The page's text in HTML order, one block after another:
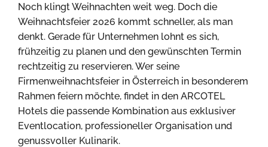
Noch klingt Weihnachten weit weg. Doch die
Weihnachtsfeier 2026 kommt schneller, als man
denkt. Gerade für Unternehmen lohnt es sich,
frühzeitig zu planen und den gewünschten Termin
rechtzeitig zu reservieren. Wer seine
Firmenweihnachtsfeier in Österreich in besonderem
Rahmen feiern möchte, findet in den ARCOTEL
Hotels die passende Kombination aus exklusiver
Eventlocation, professioneller Organisation und
genussvoller Kulinarik.